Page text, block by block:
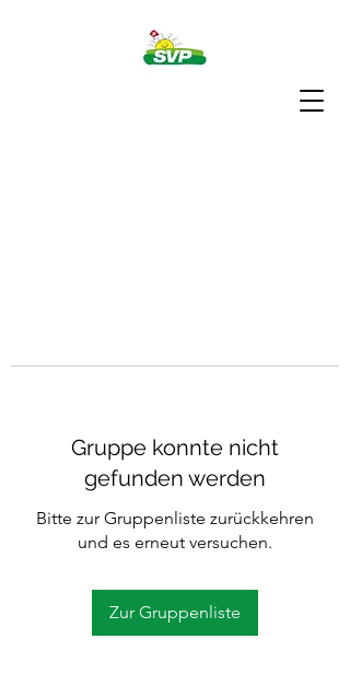
Gruppe konnte nicht
gefunden werden
Bitte zur Gruppenliste zurückkehren
und es erneut versuchen.
Zur Gruppenliste